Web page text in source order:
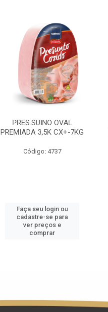
PRES.SUINO OVAL
PREMIADA 3,5K CX+-7KG
Código: 4737
Faça seu login ou
cadastre-se para
ver preços e
comprar